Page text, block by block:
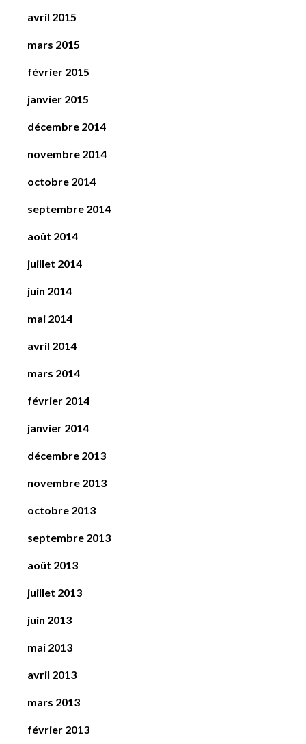
avril 2015
mars 2015
février 2015
janvier 2015
décembre 2014
novembre 2014
octobre 2014
septembre 2014
août 2014
juillet 2014
juin 2014
mai 2014
avril 2014
mars 2014
février 2014
janvier 2014
décembre 2013
novembre 2013
octobre 2013
septembre 2013
août 2013
juillet 2013
juin 2013
mai 2013
avril 2013
mars 2013
février 2013